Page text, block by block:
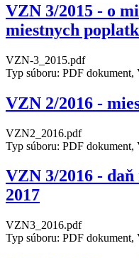
VZN 3/2015 - o
miestnych
VZN-3_2015.pdf
Typ súboru: PDF
VZN 2/2016 -
VZN2_2016.pdf
Typ súboru: PDF
VZN 3/2016 -
2017
VZN3_2016.pdf
Typ súboru: PDF